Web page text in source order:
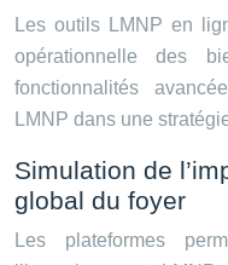
Les outils LMNP en
opérationnelle des
fonctionnalités
LMNP dans une
Simulation de
global du foyer
Les plateformes